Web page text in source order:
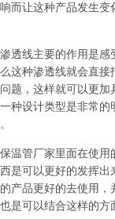
而让这种产品发生
渗透线主要的作用是感
这种渗透线就会直接
题，这样就可以更加
种设计类型是非常的
温管厂家里面在使用
是可以更好的发挥
产品更好的去使用，
是可以结合这样的方